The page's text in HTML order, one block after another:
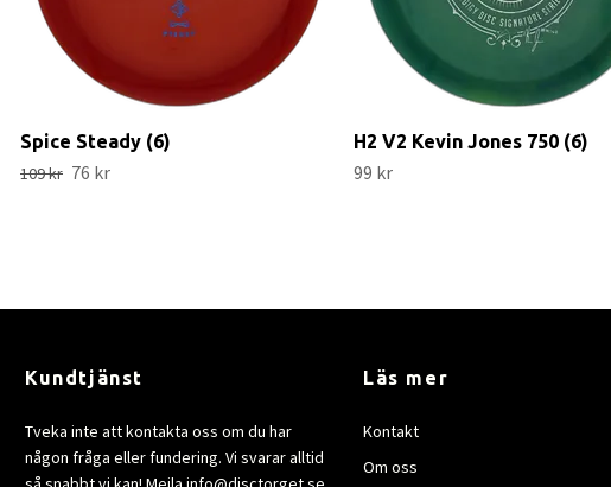
Spice Steady (6)
109 kr 76 kr
H2 V2 Kevin Jones 750 (6)
99 kr
Kundtjänst
Tveka inte att kontakta oss om du har
någon fråga eller fundering. Vi svarar alltid
Läs mer
Kontakt
Om oss